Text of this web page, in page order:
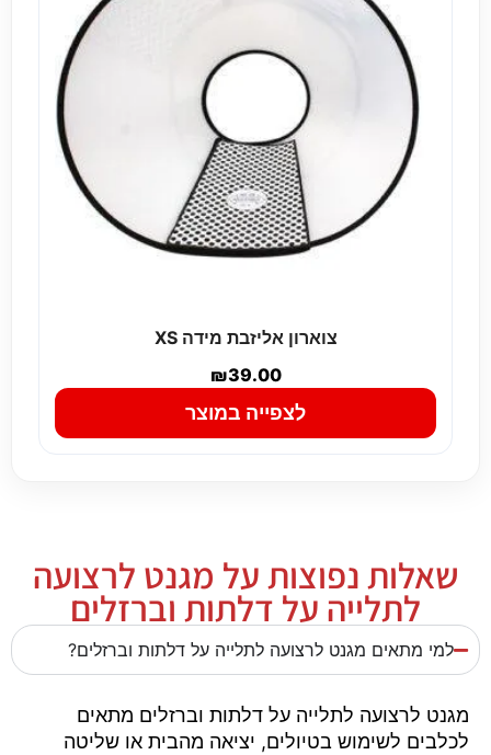
צוארון אליזבת מידה XS
₪39.00
לצפייה במוצר
שאלות נפוצות על מגנט לרצועה
לתלייה על דלתות וברזלים
למי מתאים מגנט לרצועה לתלייה על דלתות וברזלים?
מגנט לרצועה לתלייה על דלתות וברזלים מתאים
לכלבים לשימוש בטיולים, יציאה מהבית או שליטה